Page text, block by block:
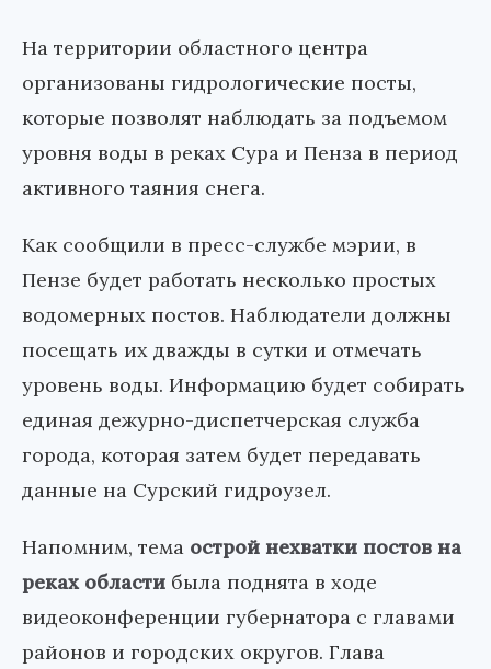
На территории областного центра
организованы гидрологические посты,
которые позволят наблюдать за подъемом
уровня воды в реках Сура и Пенза в период
активного таяния снега.
Как сообщили в пресс-службе мэрии, в
Пензе будет работать несколько простых
водомерных постов. Наблюдатели должны
посещать их дважды в сутки и отмечать
уровень воды. Информацию будет собирать
единая дежурно-диспетчерская служба
города, которая затем будет передавать
данные на Сурский гидроузел.
Напомним, тема острой нехватки постов на
реках области была поднята в ходе
видеоконференции губернатора с главами
районов и городских округов. Глава